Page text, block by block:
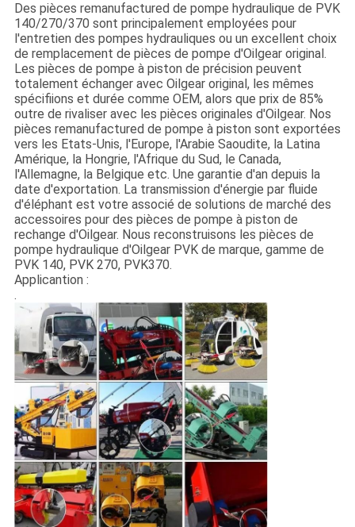
Des pièces remanufactured de pompe hydraulique de PVK
140/270/370 sont principalement employées pour
l'entretien des pompes hydrauliques ou un excellent choix
de remplacement de pièces de pompe d'Oilgear original.
Les pièces de pompe à piston de précision peuvent
totalement échanger avec Oilgear original, les mêmes
spécifiions et durée comme OEM, alors que prix de 85%
outre de rivaliser avec les pièces originales d'Oilgear. Nos
pièces remanufactured de pompe à piston sont exportées
vers les Etats-Unis, l'Europe, l'Arabie Saoudite, la Latina
Amérique, la Hongrie, l'Afrique du Sud, le Canada,
l'Allemagne, la Belgique etc. Une garantie d'an depuis la
date d'exportation. La transmission d'énergie par fluide
d'éléphant est votre associé de solutions de marché des
accessoires pour des pièces de pompe à piston de
rechange d'Oilgear. Nous reconstruisons les pièces de
pompe hydraulique d'Oilgear PVK de marque, gamme de
PVK 140, PVK 270, PVK370.
Applicantion :
.